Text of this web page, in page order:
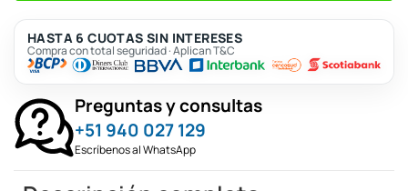
HASTA 6 CUOTAS SIN INTERESES
Compra con total seguridad · Aplican T&C
Preguntas y consultas
+51 940 027 129
Escríbenos al WhatsApp